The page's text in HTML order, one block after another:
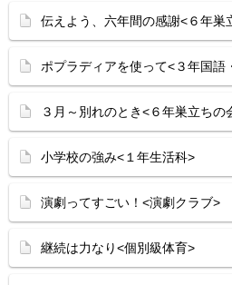
伝えよう、六年間の感謝<６年巣
ポプラディアを使って<３年国語
３月～別れのとき<６年巣立ちの
小学校の強み<１年生活科>
演劇ってすごい！<演劇クラブ>
継続は力なり<個別級体育>